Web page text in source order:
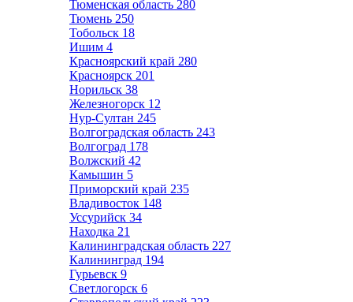
Тюменская область 280
Тюмень 250
Тобольск 18
Ишим 4
Красноярский край 280
Красноярск 201
Норильск 38
Железногорск 12
Нур-Султан 245
Волгоградская область 243
Волгоград 178
Волжский 42
Камышин 5
Приморский край 235
Владивосток 148
Уссурийск 34
Находка 21
Калининградская область 227
Калининград 194
Гурьевск 9
Светлогорск 6